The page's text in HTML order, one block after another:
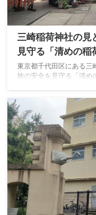
三崎稲荷神社の見
見守る「清めの稲
東京都千代田区にある三
旅の安全を見守る「清め